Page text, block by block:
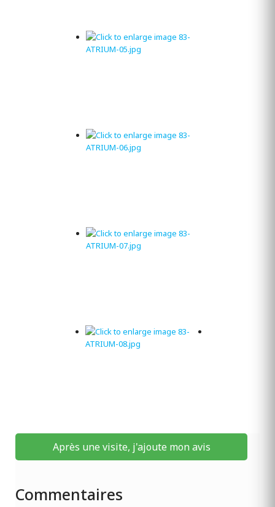
Après une visite, j'ajoute mon avis
Commentaires